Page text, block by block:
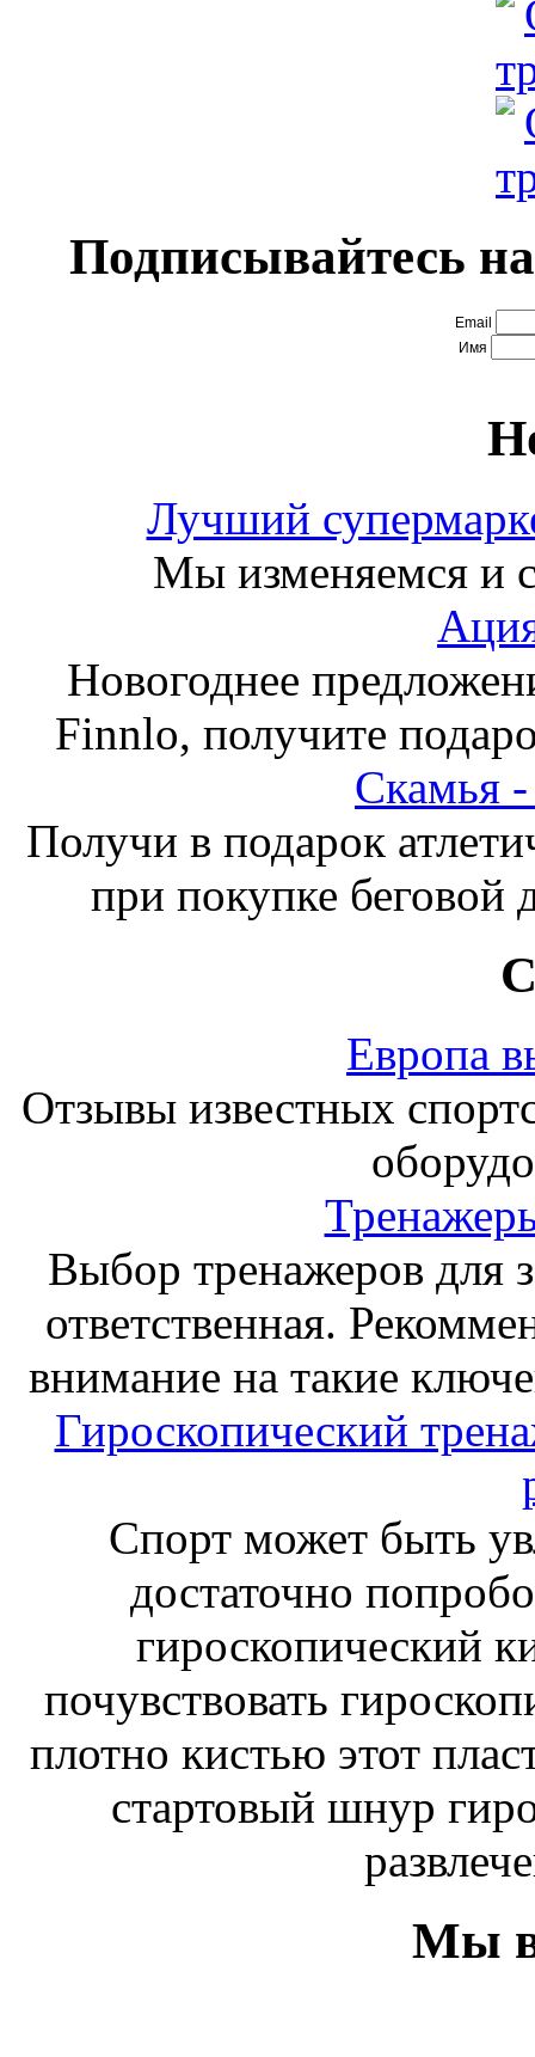
Подписывайтесь
Email
Имя
Лучший
Мы изменяемся и
Новогоднее
Finnlo, получите
Получи в подарок
при покупке беговой
Европа
Отзывы известных
Выбор тренажеров для
ответственная.
внимание на такие
Гироскопический
Спорт может быть
достаточно
гироскопический
почувствовать
плотно кистью этот
стартовый шнур
Мы в